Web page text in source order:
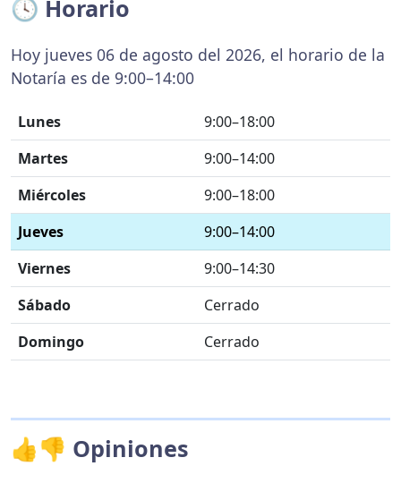
🕓 Horario
Hoy jueves 06 de agosto del 2026, el horario de la
Notaría es de 9:00–14:00
Lunes
9:00–18:00
Martes
9:00–14:00
Miércoles
9:00–18:00
Jueves
9:00–14:00
Viernes
9:00–14:30
Sábado
Cerrado
Domingo
Cerrado
👍👎 Opiniones